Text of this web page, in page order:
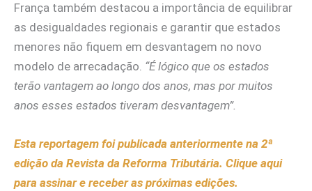
França também destacou a importância de equilibrar
as desigualdades regionais e garantir que estados
menores não fiquem em desvantagem no novo
modelo de arrecadação. “É lógico que os estados
terão vantagem ao longo dos anos, mas por muitos
anos esses estados tiveram desvantagem”.
Esta reportagem foi publicada anteriormente na 2ª
edição da Revista da Reforma Tributária. Clique aqui
para assinar e receber as próximas edições.